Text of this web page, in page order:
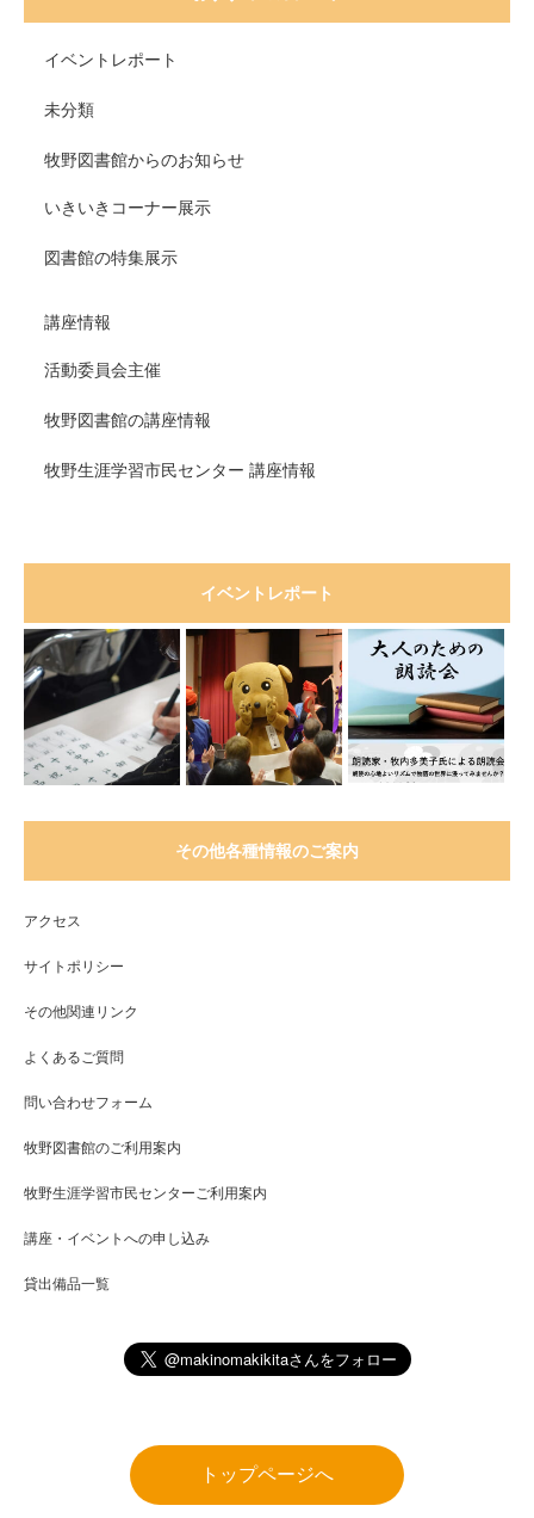
イベントレポート
未分類
牧野図書館からのお知らせ
いきいきコーナー展示
図書館の特集展示
講座情報
活動委員会主催
牧野図書館の講座情報
牧野生涯学習市民センター 講座情報
イベントレポート
その他各種情報のご案内
アクセス
サイトポリシー
その他関連リンク
よくあるご質問
問い合わせフォーム
牧野図書館のご利用案内
牧野生涯学習市民センターご利用案内
講座・イベントへの申し込み
貸出備品一覧
トップページへ